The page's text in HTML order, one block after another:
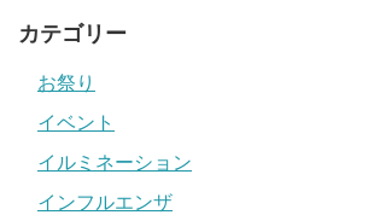
カテゴリー
お祭り
イベント
イルミネーション
インフルエンザ